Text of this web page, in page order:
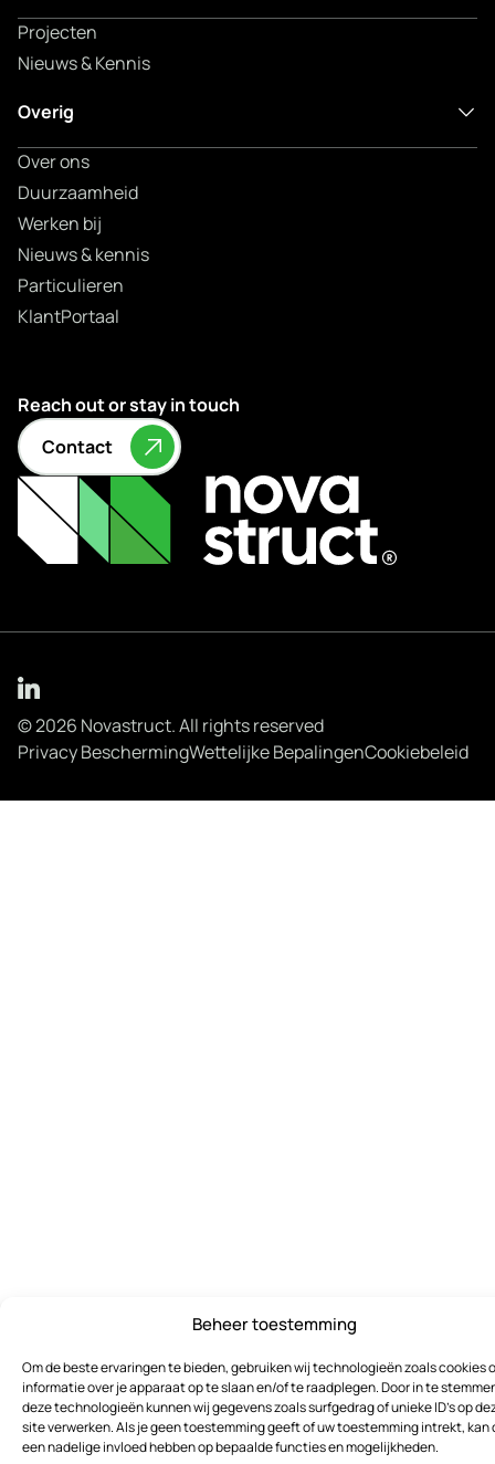
Beheer toestemming
Om de beste ervaringen te bieden, gebruiken wij technologieën zoals cookies
informatie over je apparaat op te slaan en/of te raadplegen. Door in te
deze technologieën kunnen wij gegevens zoals surfgedrag of unieke ID's op
site verwerken. Als je geen toestemming geeft of uw toestemming intrekt, kan
een nadelige invloed hebben op bepaalde functies en mogelijkheden.
Projecten
Nieuws & Kennis
Overig
Over ons
Duurzaamheid
Werken bij
Nieuws & kennis
Particulieren
KlantPortaal
Reach out or stay in touch
Contact
© 2026 Novastruct. All rights reserved
Privacy BeschermingWettelijke BepalingenCookiebeleid